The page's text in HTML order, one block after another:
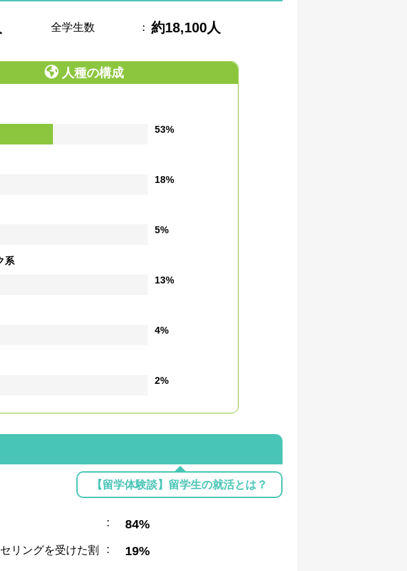
全学生数 ： 約18,100人
人種の構成
53%
18%
5%
系
13%
4%
2%
【留学体験談】留学生の就活とは？
: 84%
リングを受けた割
: 19%